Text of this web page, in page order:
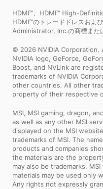
HDMI™、HDMI™ High-
HDMI™のトレードドレスおよ
Administrator, Inc.の商標また
© 2026 NVIDIA Corporation.
NVIDIA logo, GeForce,
Boost, and NVLink are
trademarks of NVIDIA
other countries. All other
property of their respective
MSI, MSI gaming, dragon,
as well as any other MSI
displayed on the MSI
trademarks of MSI. The
products and companies
the materials are the
may also be trademarks.
materials may be used only
Any rights not expressly